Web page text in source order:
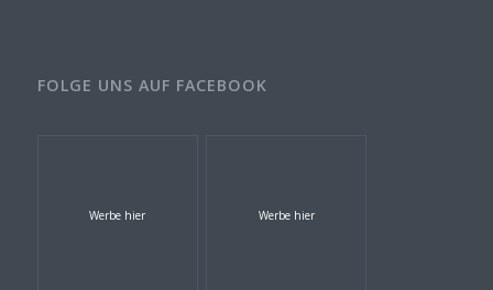
FOLGE UNS AUF FACEBOOK
Werbe hier Werbe hier